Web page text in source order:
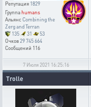
Репутация 1829
Группаhumans
АльянсCombining the
Zerg and Terran
135
31
53
Очков29 745 664
Сообщений 116
7 Июля 2021 16:25:16
Trolle